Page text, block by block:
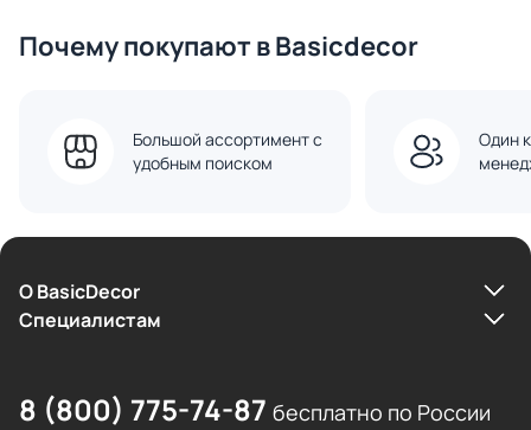
Почему покупают в Basicdecor
Большой ассортимент с
удобным поиском
Один
О BasicDecor
Cпециалистам
8 (800) 775-74-87 бесплатно по России